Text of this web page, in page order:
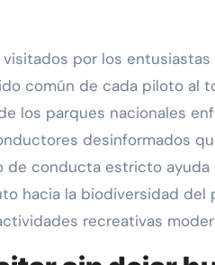
por los
común de cada piloto al
los parques nacionales
desinformados
de conducta estricto
hacia la biodiversidad del
recreativas